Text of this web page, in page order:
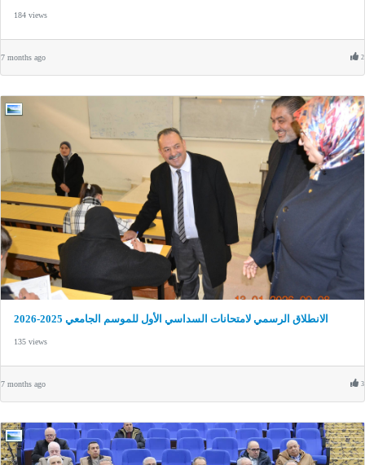
184 views
7 months ago 2
الانطلاق الرسمي لامتحانات السداسي الأول للموسم الجامعي 2025-2026
135 views
7 months ago 3